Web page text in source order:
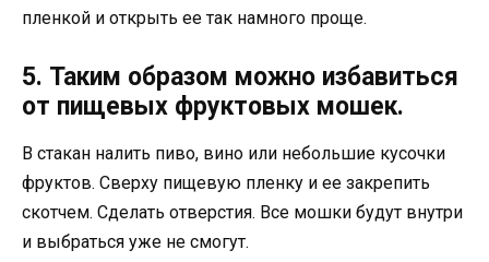
пленкой и открыть ее так намного проще.
5. Таким образом можно избавиться
от пищевых фруктовых мошек.
В стакан налить пиво, вино или небольшие кусочки
фруктов. Сверху пищевую пленку и ее закрепить
скотчем. Сделать отверстия. Все мошки будут внутри
и выбраться уже не смогут.